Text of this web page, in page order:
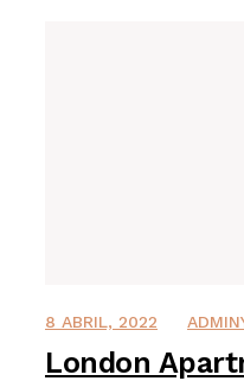
8 ABRIL, 2022
London